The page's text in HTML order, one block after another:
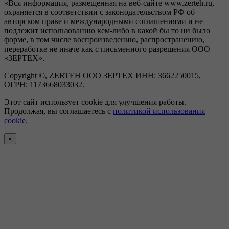
«Вся информация, размещенная на веб-сайте www.zerteh.ru,
охраняется в соответствии с законодательством РФ об
авторском праве и международными соглашениями и не
подлежит использованию кем-либо в какой бы то ни было
форме, в том числе воспроизведению, распространению,
переработке не иначе как с письменного разрешения ООО
«ЗЕРТЕХ».
Copyright ©, ZERTEH ООО ЗЕРТЕХ ИНН: 3662250015,
ОГРН: 1173668033032.
Этот сайт использует cookie для улучшения работы.
Продолжая, вы соглашаетесь с политикой использования
cookie.
×